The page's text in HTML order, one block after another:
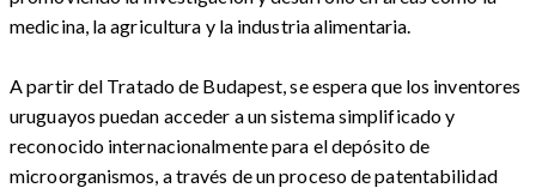
medicina, la agricultura y la industria alimentaria.
A partir del Tratado de Budapest, se espera que los inventores
uruguayos puedan acceder a un sistema simplificado y
reconocido internacionalmente para el depósito de
microorganismos, a través de un proceso de patentabilidad